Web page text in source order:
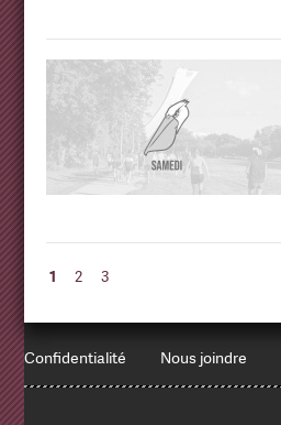
1 2 3
Confidentialité Nous joindre